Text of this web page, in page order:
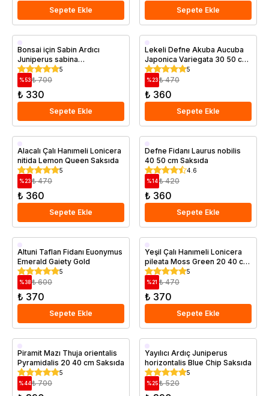
Sepete Ekle Sepete Ekle
Saksıda
Bonsai için Sabin Ardıcı
Juniperus sabina
Tamariscifolia Saksıda
5
% 53 ₺ 700
₺ 330
Sepete Ekle
Saksıda
Lekeli Defne Akuba Aucuba
Japonica Variegata 30 50 cm
Saksıda
5
%23 ₺ 470
₺ 360
Sepete Ekle
Saksıda
Alacalı Çalı Hanımeli Lonicera
nitida Lemon Queen Saksıda
5
%23 ₺ 470
₺ 360
Sepete Ekle
Saksıda
Defne Fidanı Laurus nobilis
40 50 cm Saksıda
4.6
%14 ₺ 420
₺ 360
Sepete Ekle
Saksıda
Altuni Taflan Fidanı Euonymus
Emerald Gaiety Gold
5
%38 ₺ 600
₺ 370
Sepete Ekle
Saksıda
Yeşil Çalı Hanımeli Lonicera
pileata Moss Green 20 40 cm
Saksıda
5
%21 ₺ 470
₺ 370
Sepete Ekle
Saksıda
Piramit Mazı Thuja orientalis
Pyramidalis 20 40 cm Saksıda
5
%44₺ 700
Saksıda
Yayılıcı Ardıç Juniperus
horizontalis Blue Chip Saksıda
5
%25 ₺ 520